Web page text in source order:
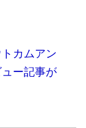
カムアン
ー記事が